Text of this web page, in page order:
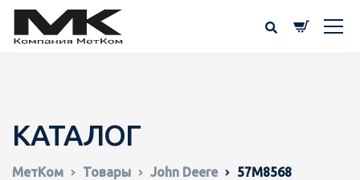
КАТАЛОГ
МетКом Товары John Deere
57M8568